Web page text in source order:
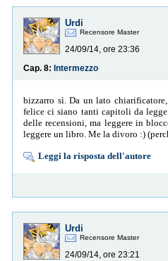
Urdi
Recensore Master
24/09/14, ore 23:36
Cap. 8: Intermezzo
bizzarro sì. Da un lato chiarificatore,
felice ci siano tanti capitoli da
delle recensioni, ma leggere in
leggere un libro. Me la divoro :)
Leggi la risposta dell'autore
Urdi
Recensore Master
24/09/14, ore 23:21